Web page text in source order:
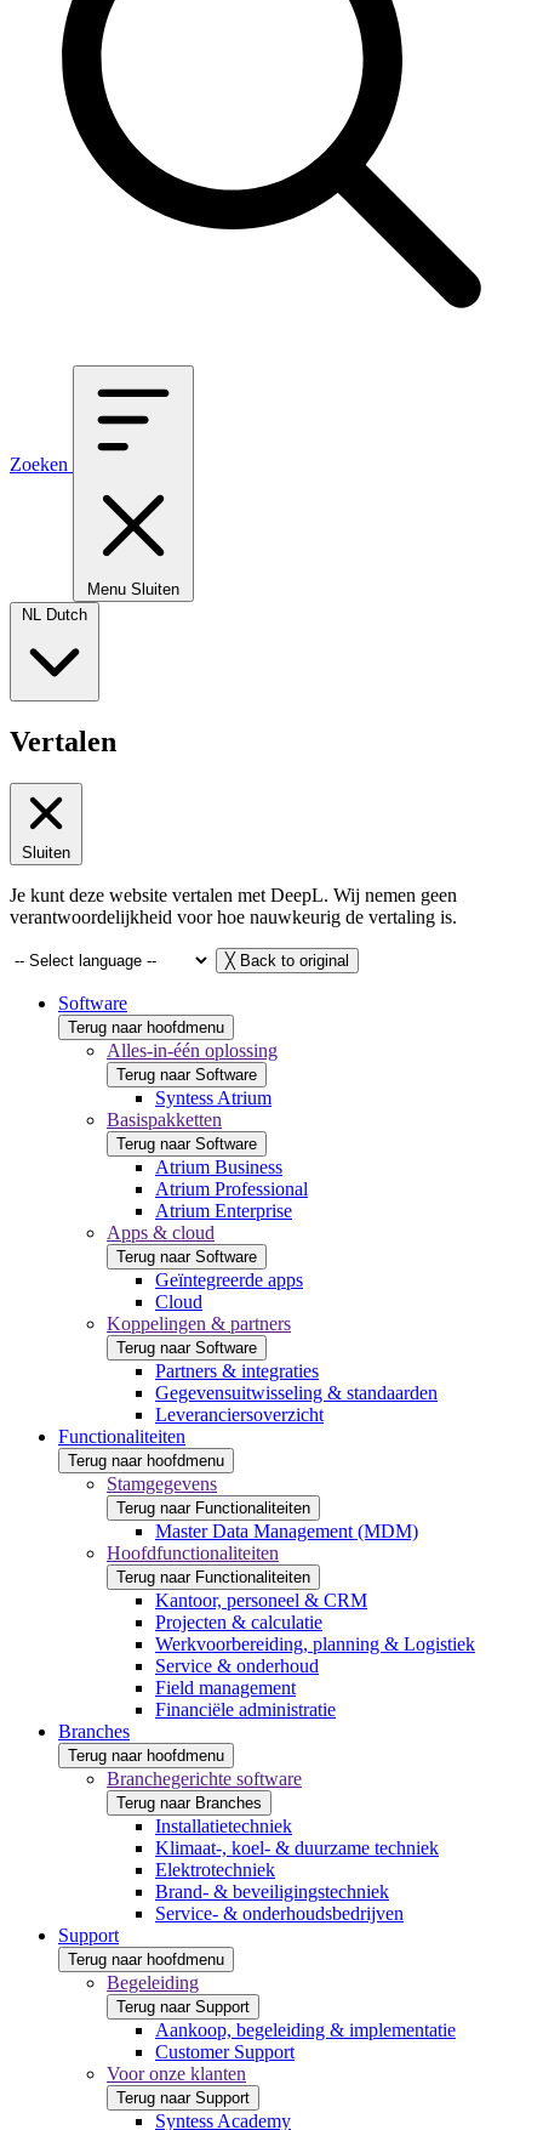
Zoeken
Menu Sluiten
NL Dutch
Vertalen
Sluiten
Je kunt deze website vertalen met DeepL. Wij nemen geen
verantwoordelijkheid voor hoe nauwkeurig de vertaling is.
╳ Back to original
Software
Terug naar hoofdmenu
Alles-in-één oplossing
Terug naar Software
Syntess Atrium
Basispakketten
Terug naar Software
Atrium Business
Atrium Professional
Atrium Enterprise
Apps & cloud
Terug naar Software
Geïntegreerde apps
Cloud
Koppelingen & partners
Terug naar Software
Partners & integraties
Gegevensuitwisseling & standaarden
Leveranciersoverzicht
Functionaliteiten
Terug naar hoofdmenu
Stamgegevens
Terug naar Functionaliteiten
Master Data Management (MDM)
Hoofdfunctionaliteiten
Terug naar Functionaliteiten
Kantoor, personeel & CRM
Projecten & calculatie
Werkvoorbereiding, planning & Logistiek
Service & onderhoud
Field management
Financiële administratie
Branches
Terug naar hoofdmenu
Branchegerichte software
Terug naar Branches
Installatietechniek
Klimaat-, koel- & duurzame techniek
Elektrotechniek
Brand- & beveiligingstechniek
Service- & onderhoudsbedrijven
Support
Terug naar hoofdmenu
Begeleiding
Terug naar Support
Aankoop, begeleiding & implementatie
Customer Support
Voor onze klanten
Terug naar Support
Syntess Academy